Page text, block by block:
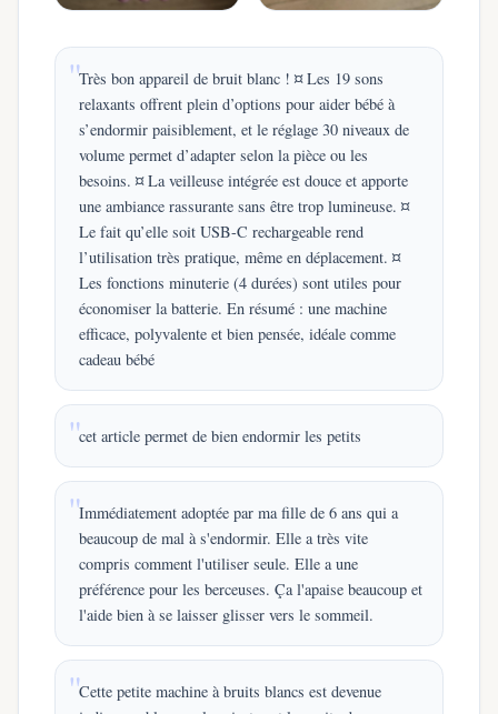
Très bon appareil de bruit blanc ! ¤ Les 19 sons
relaxants offrent plein d’options pour aider bébé à
s’endormir paisiblement, et le réglage 30 niveaux de
volume permet d’adapter selon la pièce ou les
besoins. ¤ La veilleuse intégrée est douce et apporte
une ambiance rassurante sans être trop lumineuse. ¤
Le fait qu’elle soit USB-C rechargeable rend
l’utilisation très pratique, même en déplacement. ¤
Les fonctions minuterie (4 durées) sont utiles pour
économiser la batterie. En résumé : une machine
efficace, polyvalente et bien pensée, idéale comme
cadeau bébé
cet article permet de bien endormir les petits
Immédiatement adoptée par ma fille de 6 ans qui a
beaucoup de mal à s'endormir. Elle a très vite
compris comment l'utiliser seule. Elle a une
préférence pour les berceuses. Ça l'apaise beaucoup et
l'aide bien à se laisser glisser vers le sommeil.
Cette petite machine à bruits blancs est devenue